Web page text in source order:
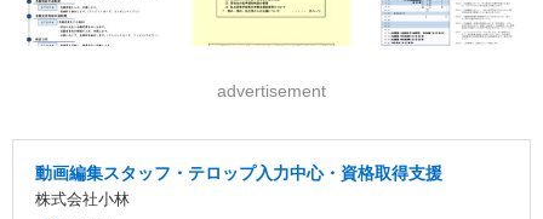
advertisement
動画編集スタッフ・テロップ入力中心・資格取得支援
株式会社小林